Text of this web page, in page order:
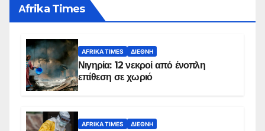
Αfrika Times
AFRIKA TIMES ΔΙΕΘΝΉ
Νιγηρία: 12 νεκροί από ένοπλη
επίθεση σε χωριό
AFRIKA TIMES ΔΙΕΘΝΉ